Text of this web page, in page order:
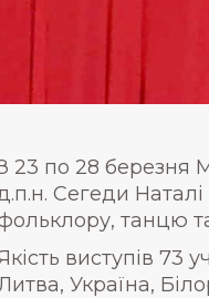
23 по 28 березня
Сегеди
танцю та
виступів 73
Україна,